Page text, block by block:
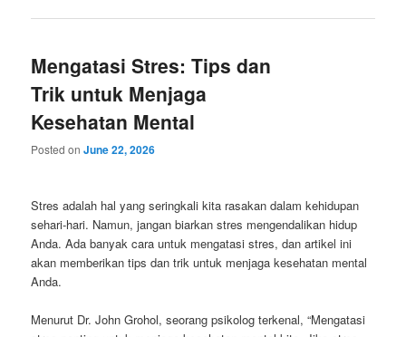
Mengatasi Stres: Tips dan
Trik untuk Menjaga
Kesehatan Mental
Posted onJune 22, 2026
Stres adalah hal yang seringkali kita rasakan dalam kehidupan
sehari-hari. Namun, jangan biarkan stres mengendalikan hidup
Anda. Ada banyak cara untuk mengatasi stres, dan artikel ini
akan memberikan tips dan trik untuk menjaga kesehatan mental
Anda.
Menurut Dr. John Grohol, seorang psikolog terkenal, “Mengatasi